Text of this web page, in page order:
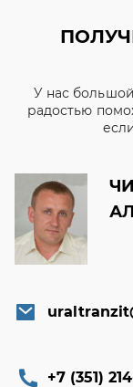
У нас
радостью
+7 (351)